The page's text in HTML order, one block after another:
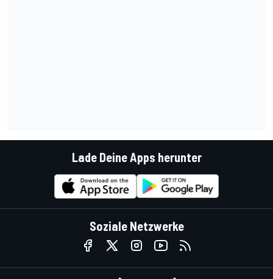
Lade Deine Apps herunter
Soziale Netzwerke